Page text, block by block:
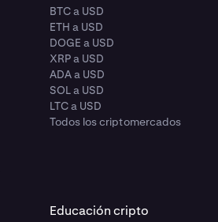
BTC a USD
ETH a USD
DOGE a USD
XRP a USD
ADA a USD
SOL a USD
LTC a USD
Todos los criptomercados
Educación cripto